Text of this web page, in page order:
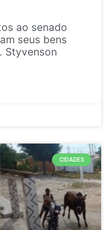
ao senado
seus bens
Styvenson
CIDADES